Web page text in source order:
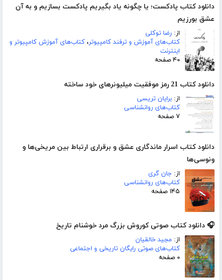
دانلود کتاب پادکست؛ یا چگونه یاد بگیریم پادکست بسازیم و به آن
عشق بورزیم
از: رضا توکلی
کتاب‌های آموزش و ترفند کامپیوتر، کتاب‌های آموزش کامپیوتر و
اینترنت
۴۰ صفحه
دانلود کتاب 21 رمز موفقیت میلیونرهای خود ساخته
از: برایان تریسی
کتاب‌های روانشناسی
۷ صفحه
دانلود کتاب اسرار ماندگاری عشق و برقراری ارتباط بین مریخی‌ها و
ونوسی‌ها‎
از: جان گری
کتاب‌های روانشناسی
۱۴۵ صفحه
🎧 دانلود کتاب صوتی کوروش بزرگ مرد خوشنام تاریخ
از: مجید خالقیان
کتاب‌های صوتی رایگان تاریخی و اجتماعی
۰ صفحه